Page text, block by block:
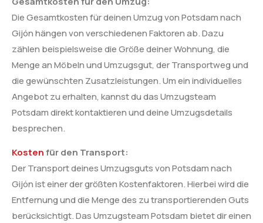
Die Gesamtkosten für deinen Umzug von Potsdam nach
Gijón hängen von verschiedenen Faktoren ab. Dazu
zählen beispielsweise die Größe deiner Wohnung, die
Menge an Möbeln und Umzugsgut, der Transportweg und
die gewünschten Zusatzleistungen. Um ein individuelles
Angebot zu erhalten, kannst du das Umzugsteam
Potsdam direkt kontaktieren und deine Umzugsdetails
besprechen.
Kostenfür den Transport:
Der Transport deines Umzugsguts von Potsdam nach
Gijón ist einer der größten Kostenfaktoren. Hierbei wird die
Entfernung und die Menge des zu transportierenden Guts
berücksichtigt. Das Umzugsteam Potsdam bietet dir einen